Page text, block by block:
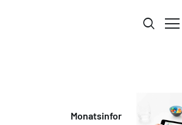
KANZLEI
Monatsinfor